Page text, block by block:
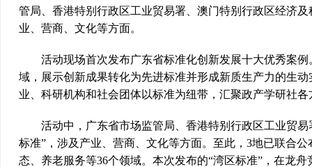
管局、香港特别行政区工业贸易署、澳门特别行政区经济
业、营商、文化等方面。
活动现场首次发布广东省标准化创新发展十大优秀案例
域，展示创新成果转化为先进标准并形成新质生产力的生
业、科研机构和社会团体以标准为纽带，汇聚政产学研社
活动中，广东省市场监管局、香港特别行政区工业贸易
标准”，涉及产业、营商、文化等方面。至此，3地已联合
态、养老服务等36个领域。本次发布的“湾区标准”，在龙